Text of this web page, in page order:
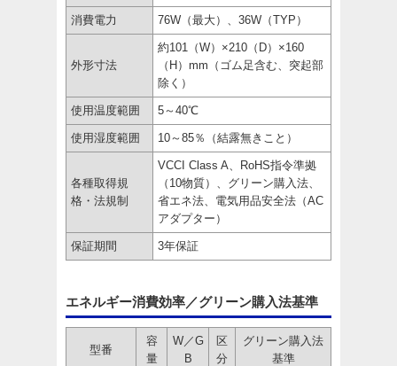
消費電力 76W（最大）、36W（TYP）
外形寸法
約101（W）×210（D）×160
（H）mm（ゴム足含む、突起部
除く）
使用温度範囲 5～40℃
使用湿度範囲 10～85％（結露無きこと）
各種取得規
格・法規制
VCCI Class A、RoHS指令準拠
（10物質）、グリーン購入法、
省エネ法、電気用品安全法（AC
アダプター）
保証期間 3年保証
エネルギー消費効率／グリーン購入法基準
型番
容
量
W／G
B
区
分
グリーン購入法
基準